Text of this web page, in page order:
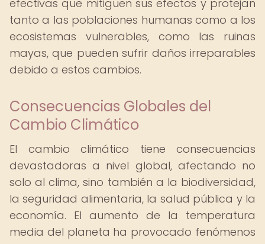
efectivas que mitiguen sus efectos y protejan
tanto a las poblaciones humanas como a los
ecosistemas vulnerables, como las ruinas
mayas, que pueden sufrir daños irreparables
debido a estos cambios.
Consecuencias Globales del
Cambio Climático
El cambio climático tiene consecuencias
devastadoras a nivel global, afectando no
solo al clima, sino también a la biodiversidad,
la seguridad alimentaria, la salud pública y la
economía. El aumento de la temperatura
media del planeta ha provocado fenómenos